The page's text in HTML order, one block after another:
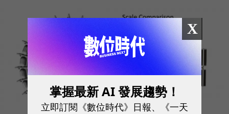
X
掌握最新 AI 發展趨勢！
立即訂閱《數位時代》日報、《一天